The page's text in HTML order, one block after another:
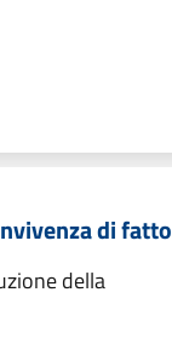
di fatto
della